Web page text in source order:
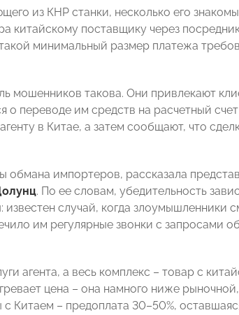
из КНР станки, несколько его
китайскому поставщику через
минимальный размер платежа
мошенников такова. Они привлекают
о переводе им средств на расчетный
в Китае, а затем сообщают, что
импортеров, рассказала
. По ее словам, убедительность
случай, когда злоумышленники
им регулярные звонки с запросами
агента, а весь комплекс – товар с
цена – она намного ниже
Китаем – предоплата 30–50%,